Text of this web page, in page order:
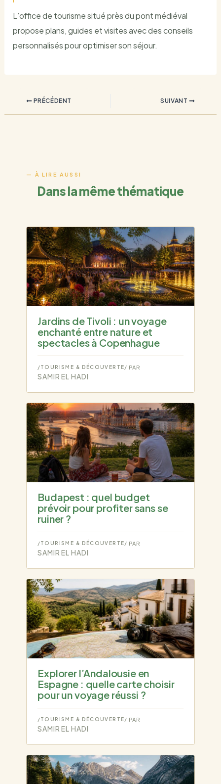
L’office de tourisme situé près du pont médiéval
propose plans, guides et visites avec des conseils
personnalisés pour optimiser son séjour.
PRÉCÉDENT SUIVANT
Dans la même thématique
Jardins de Tivoli : un voyage
enchanté entre nature et
spectacles à Copenhague
/TOURISME & DÉCOUVERTE/ PAR
SAMIR EL HADI
Budapest : quel budget
prévoir pour profiter sans se
ruiner ?
/TOURISME & DÉCOUVERTE/ PAR
SAMIR EL HADI
Explorer l’Andalousie en
Espagne : quelle carte choisir
pour un voyage réussi ?
/TOURISME & DÉCOUVERTE/ PAR
SAMIR EL HADI